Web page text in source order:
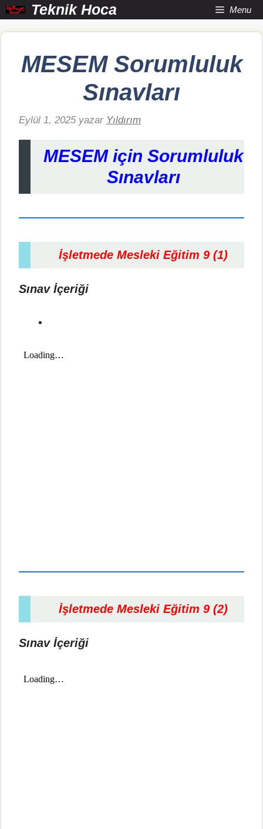
İçeriğe
atla
Teknik Hoca Menu
MESEM Sorumluluk
Sınavları
Eylül 1, 2025 yazar Yıldırım
MESEM için Sorumluluk
Sınavları
İşletmede Mesleki Eğitim 9 (1)
Sınav İçeriği
İşletmede Mesleki Eğitim 9 (2)
Sınav İçeriği